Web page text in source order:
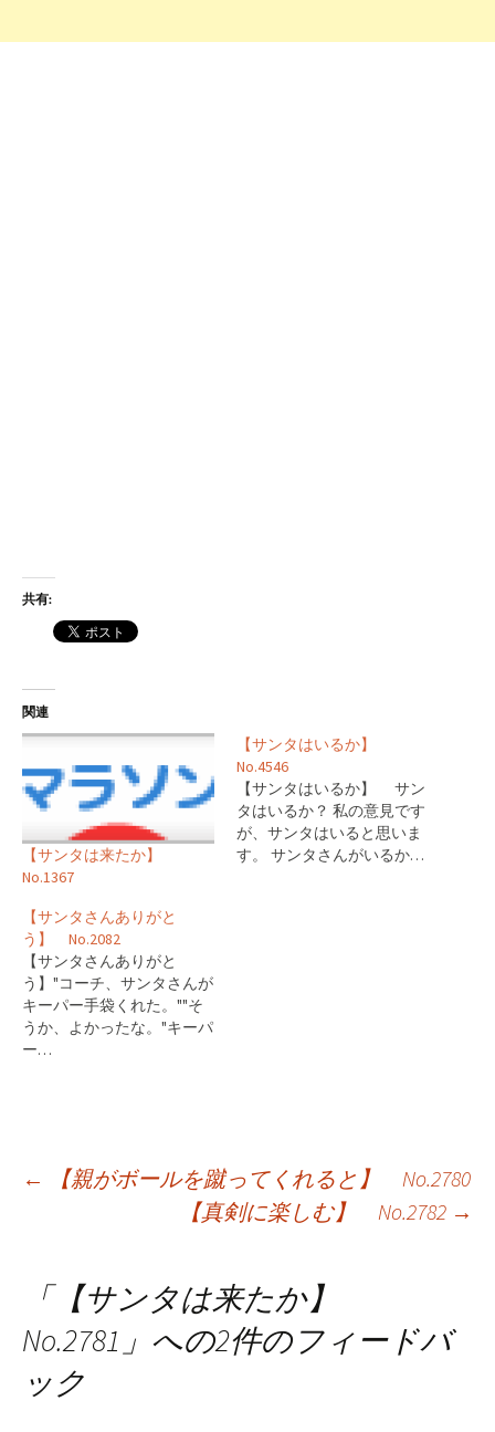
共有:
関連
【サンタは来たか】
No.1367
【サンタはいるか】
No.4546
【サンタはいるか】 サン
タはいるか？ 私の意見です
が、サンタはいると思いま
す。 サンタさんがいるか…
【サンタさんありがと
う】 No.2082
【サンタさんありがと
う】"コーチ、サンタさんが
キーパー手袋くれた。""そ
うか、よかったな。"キーパ
ー…
投
ゲ
ー
←
【親がボールを蹴ってくれると】 No.2780
【真剣に楽しむ】 No.2782 →
「【サンタは来たか】
No.2781 」への2件のフィードバ
ック